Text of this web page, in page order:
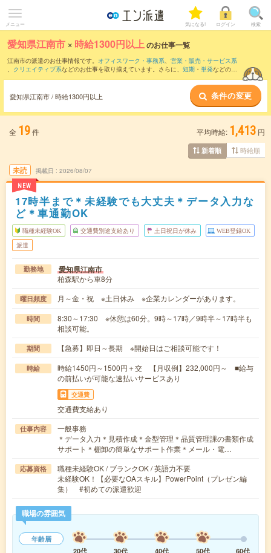
メニュー 気になる! ログイン 検索
愛知県江南市 × 時給1300円以上のお仕事一覧
江南市の派遣のお仕事情報です。 オフィスワーク・事務系、 営業・販売・サービス系
、 クリエイティブ系などのお仕事を取り揃えています。さらに、 短期 ・ 単発などの期
愛知県江南市 / 時給1300円以上 条件の変更
全 19件 平均時給: 1,413 円
新着順 時給順
未読
NEW
掲載日 2026/08/07
17時半まで＊未経験でも大丈夫＊データ入力な
ど＊車通勤OK
職種未経験OK 交通費別途支給あり 土日祝日が休み WEB登録OK
派遣
勤務地 愛知県江南市
柏森駅から車8分
曜日頻度 月～金・祝 ※土日休み ※企業カレンダーがあります。
時間
8:30～17:30 ※休憩は60分。9時～17時／9時半～17時半も
相談可能。
期間 【急募】即日～長期 ※開始日はご相談可能です！
時給
時給1450円～1500円＋交 【月収例】232,000円～ ■給与
の前払いが可能な速払いサービスあり
交通費
交通費支給あり
仕事内容
一般事務
＊データ入力＊見積作成＊金型管理＊品質管理課の書類作成
サポート＊棚卸の簡単なサポート作業＊メール・電…
応募資格
職種未経験OK / ブランクOK / 英語力不要
未経験OK！【必要なOAスキル】PowerPoint（プレゼン編
集） #初めての派遣歓迎
職場の雰囲気
年齢層
20代
30代 40代 50代
60代